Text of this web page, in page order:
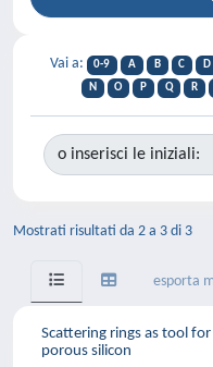
Vai a: 0-9 A B C D
N
O P Q R
o inserisci le iniziali:
Mostrati risultati da 2 a 3 di 3
esporta
Scattering rings as tool
porous silicon